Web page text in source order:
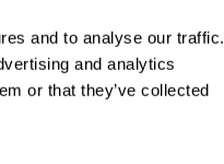
and to analyse our traffic.
and analytics
or that they’ve collected